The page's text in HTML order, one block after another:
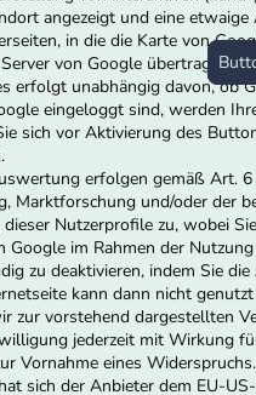
angezeigt und eine
in die die Karte von
von Google übertragen
erfolgt unabhängig davon,
eingeloggt sind, werden
sich vor Aktivierung des
erfolgen gemäß Art.
Marktforschung und/oder der
Nutzerprofile zu, wobei
im Rahmen der
zu deaktivieren, indem Sie
kann dann nicht
zur vorstehend dargestellten
jederzeit mit Wirkung
Vornahme eines Widerspruchs.
sich der Anbieter dem EU-